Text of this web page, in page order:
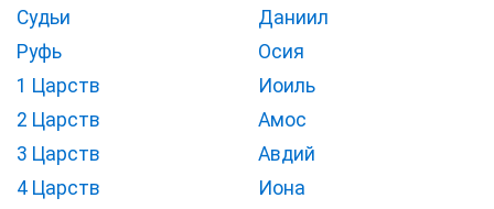
Судьи
Руфь
1 Царств
2 Царств
3 Царств
4 Царств
Даниил
Осия
Иоиль
Амос
Авдий
Иона